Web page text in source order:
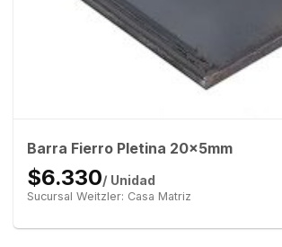
Barra Fierro Pletina 20x5mm
$6.330/ Unidad
Sucursal Weitzler: Casa Matriz